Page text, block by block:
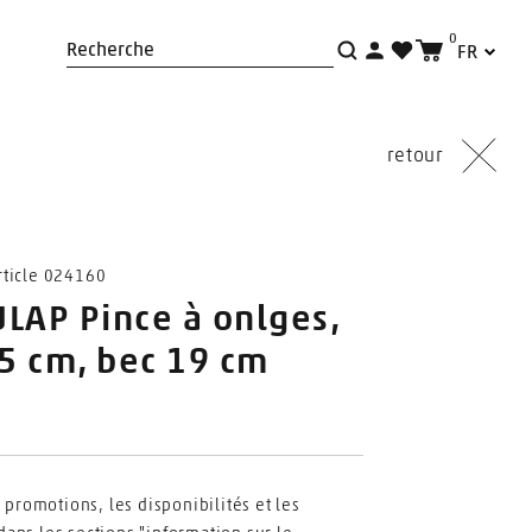
Recherche
0
FR
retour
024160
Pince à onlges,
cm, bec 19 cm
promotions, les disponibilités et les